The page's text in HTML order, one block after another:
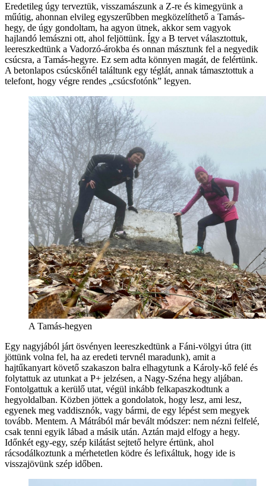
Eredetileg úgy terveztük, visszamászunk a Z-re és kimegyünk a
műútig, ahonnan elvileg egyszerűbben megközelíthető a Tamás-
hegy, de úgy gondoltam, ha agyon ütnek, akkor sem vagyok
hajlandó lemászni ott, ahol feljöttünk. Így a B tervet választottuk,
leereszkedtünk a Vadorzó-árokba és onnan másztunk fel a negyedik
csúcsra, a Tamás-hegyre. Ez sem adta könnyen magát, de felértünk.
A betonlapos csúcskőnél találtunk egy téglát, annak támasztottuk a
telefont, hogy végre rendes „csúcsfotónk” legyen.
A Tamás-hegyen
Egy nagyjából járt ösvényen leereszkedtünk a Fáni-völgyi útra (itt
jöttünk volna fel, ha az eredeti tervnél maradunk), amit a
hajtűkanyart követő szakaszon balra elhagytunk a Károly-kő felé és
folytattuk az utunkat a P+ jelzésen, a Nagy-Széna hegy aljában.
Fontolgattuk a kerülő utat, végül inkább felkapaszkodtunk a
hegyoldalban. Közben jöttek a gondolatok, hogy lesz, ami lesz,
egyenek meg vaddisznók, vagy bármi, de egy lépést sem megyek
tovább. Mentem. A Mátrából már bevált módszer: nem nézni felfelé,
csak tenni egyik lábad a másik után. Aztán majd elfogy a hegy.
Időnkét egy-egy, szép kilátást sejtető helyre értünk, ahol
rácsodálkoztunk a mérhetetlen ködre és lefixáltuk, hogy ide is
visszajövünk szép időben.